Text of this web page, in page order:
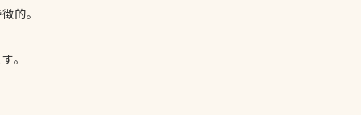
的。
。